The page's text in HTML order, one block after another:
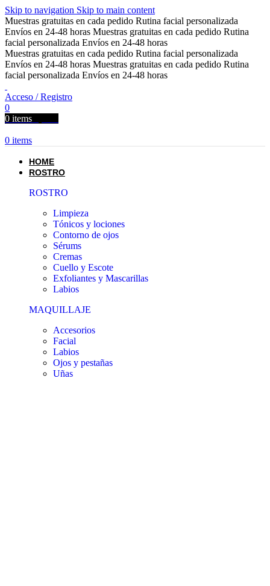
Skip to navigation Skip to main content
Muestras gratuitas en cada pedido Rutina facial personalizada
Envíos en 24-48 horas Muestras gratuitas en cada pedido Rutina
facial personalizada Envíos en 24-48 horas
Muestras gratuitas en cada pedido Rutina facial personalizada
Envíos en 24-48 horas Muestras gratuitas en cada pedido Rutina
facial personalizada Envíos en 24-48 horas
Acceso / Registro
0
0 items
0 items
HOME
ROSTRO
ROSTRO
Limpieza
Tónicos y lociones
Contorno de ojos
Sérums
Cremas
Cuello y Escote
Exfoliantes y Mascarillas
Labios
MAQUILLAJE
Accesorios
Facial
Labios
Ojos y pestañas
Uñas